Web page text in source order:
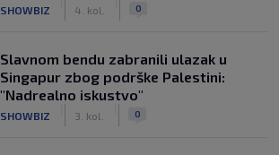
SHOWBIZ 4. kol. 0
Slavnom bendu zabranili ulazak u
Singapur zbog podrške Palestini:
"Nadrealno iskustvo"
SHOWBIZ 3. kol. 0